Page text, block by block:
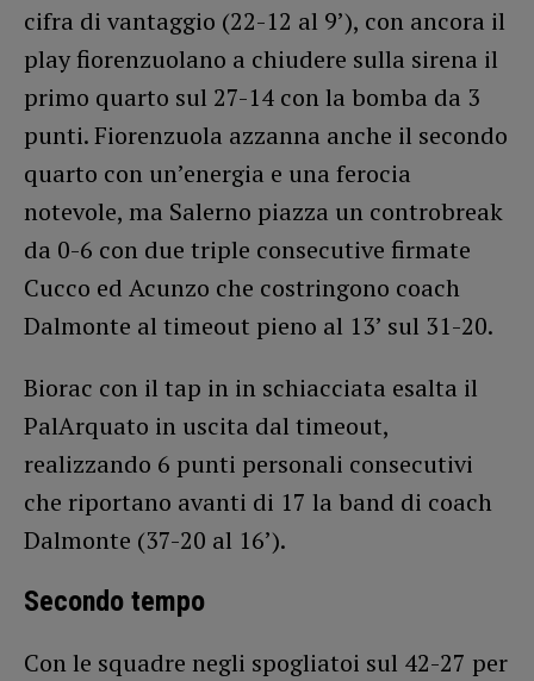
cifra di vantaggio (22-12 al 9’), con ancora il
play fiorenzuolano a chiudere sulla sirena il
primo quarto sul 27-14 con la bomba da 3
punti. Fiorenzuola azzanna anche il secondo
quarto con un’energia e una ferocia
notevole, ma Salerno piazza un controbreak
da 0-6 con due triple consecutive firmate
Cucco ed Acunzo che costringono coach
Dalmonte al timeout pieno al 13’ sul 31-20.
Biorac con il tap in in schiacciata esalta il
PalArquato in uscita dal timeout,
realizzando 6 punti personali consecutivi
che riportano avanti di 17 la band di coach
Dalmonte (37-20 al 16’).
Secondo tempo
Con le squadre negli spogliatoi sul 42-27 per